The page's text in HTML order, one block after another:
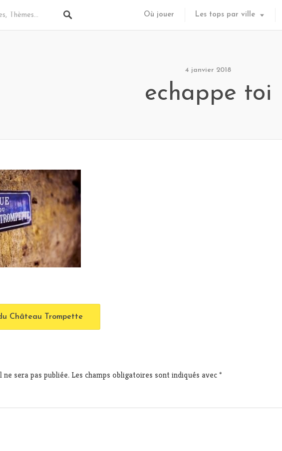
Où jouer Les tops par ville
4 janvier 2018
echappe toi
Château Trompette
sera pas publiée. Les champs obligatoires sont indiqués avec*